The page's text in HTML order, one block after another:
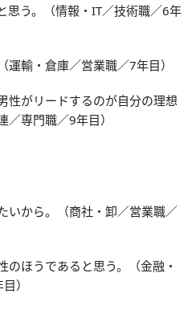
思う。（情報・IT／技術職／6年
輸・倉庫／営業職／7年目）
性がリードするのが自分の理想
専門職／9年目）
いから。（商社・卸／営業職／
のほうであると思う。（金融・
）